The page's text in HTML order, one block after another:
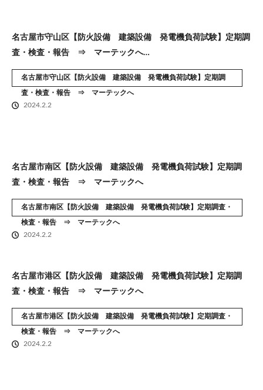
名古屋市守山区【防火設備 建築設備 発電機負荷試験】定期調
査・検査・報告 ⇒ マーテックへ…
名古屋市守山区【防火設備 建築設備 発電機負荷試験】定期調
査・検査・報告 ⇒ マーテックへ
2024.2.2
名古屋市南区【防火設備 建築設備 発電機負荷試験】定期調
査・検査・報告 ⇒ マーテックへ
名古屋市南区【防火設備 建築設備 発電機負荷試験】定期調査・
検査・報告 ⇒ マーテックへ
2024.2.2
名古屋市港区【防火設備 建築設備 発電機負荷試験】定期調
査・検査・報告 ⇒ マーテックへ
名古屋市港区【防火設備 建築設備 発電機負荷試験】定期調査・
検査・報告 ⇒ マーテックへ
2024.2.2